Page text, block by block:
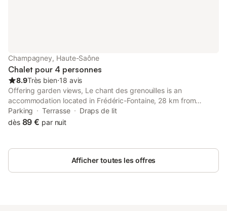
Champagney, Haute-Saône
Chalet pour 4 personnes
8.9Très bien⋅18 avis
Offering garden views, Le chant des grenouilles is an
accommodation located in Frédéric-Fontaine, 28 km from
Montbeliard Castle and 30 km from Stade Auguste Bonal. This
property offers access to a terrace and free private parking.
Parking Terrasse
Draps de lit
dès 89 € par nuit
Afficher toutes les offres